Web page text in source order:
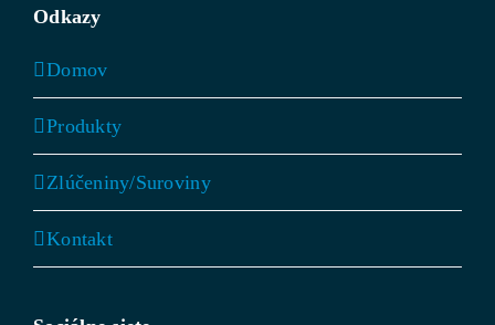
Odkazy
Domov
Produkty
Zlúčeniny/Suroviny
Kontakt